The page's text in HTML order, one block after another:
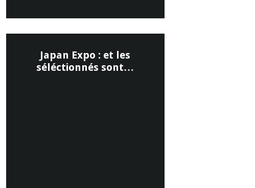
Japan Expo : et les
séléctionnés sont…